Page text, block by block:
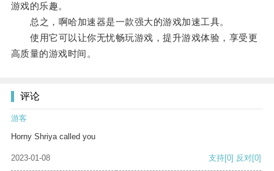
游戏的乐趣。
总之，啊哈加速器是一款强大的游戏加速工具。
使用它可以让你无忧畅玩游戏，提升游戏体验，享受更
高质量的游戏时间。
评论
游客
Horny Shriya called you
2023-01-08 支持[0] 反对[0]